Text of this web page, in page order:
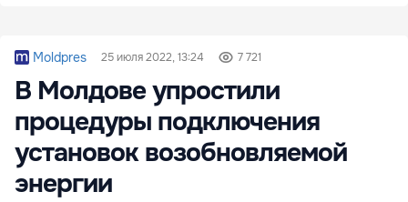
Moldpres 25 июля 2022, 13:24 7 721
В Молдове упростили
процедуры подключения
установок возобновляемой
энергии